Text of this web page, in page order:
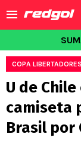
COPA LIBERTADORES
U de
camiseta
Brasil por